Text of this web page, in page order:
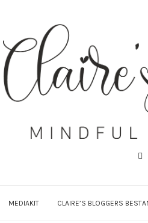
MEDIAKIT CLAIRE’S BLOGGERS